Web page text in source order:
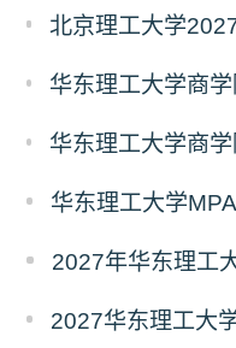
2027年华东理工